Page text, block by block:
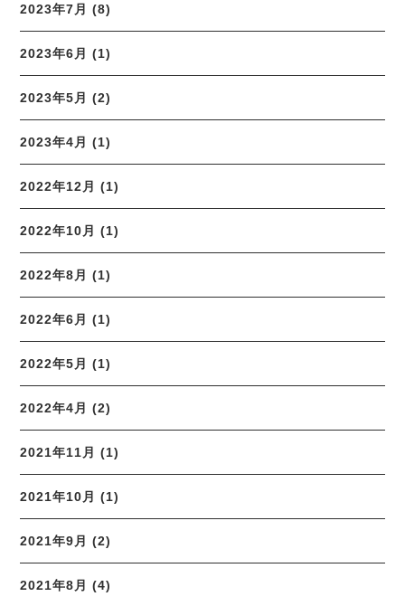
2023年7月 (8)
2023年6月 (1)
2023年5月 (2)
2023年4月 (1)
2022年12月 (1)
2022年10月 (1)
2022年8月 (1)
2022年6月 (1)
2022年5月 (1)
2022年4月 (2)
2021年11月 (1)
2021年10月 (1)
2021年9月 (2)
2021年8月 (4)